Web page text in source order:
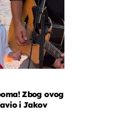
Zbog ovog
i Jakov